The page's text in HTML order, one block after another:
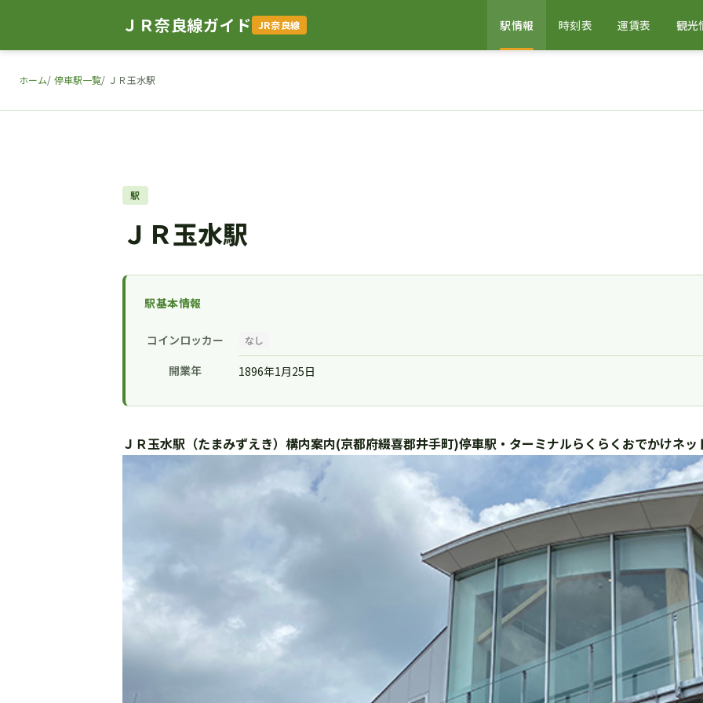
ＪＲ奈良線ガイド JR奈良線 駅情報 時刻表 運賃表 観光
ホーム 停車駅一覧 ＪＲ玉水駅
駅
ＪＲ玉水駅
駅基本情報
コインロッカー なし
開業年 1896年1月25日
ＪＲ玉水駅（たまみずえき）構内案内(京都府綴喜郡井手町)停車駅・ターミナルらくらくおでかけネッ